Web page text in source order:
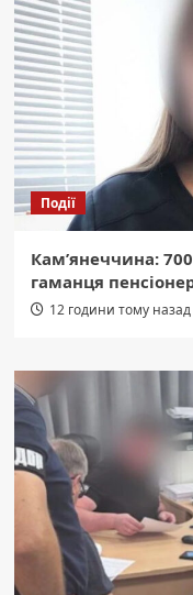
Події
Кам’янеччина:
гаманця
12 години тому назад